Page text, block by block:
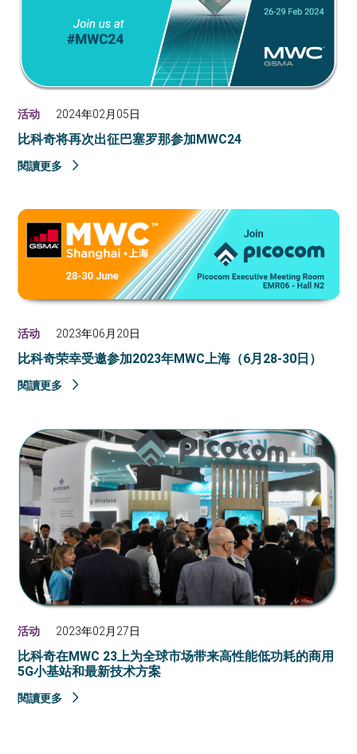
活动 2024年02月05日
比科奇将再次出征巴塞罗那参加MWC24
閱讀更多
活动 2023年06月20日
比科奇荣幸受邀参加2023年MWC上海（6月28-30日）
閱讀更多
活动 2023年02月27日
比科奇在MWC 23上为全球市场带来高性能低功耗的商用
5G小基站和最新技术方案
閱讀更多